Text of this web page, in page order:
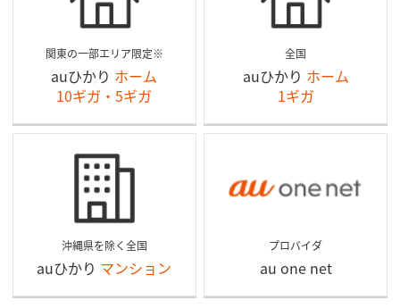
関東の一部エリア限定※
auひかり ホーム
10ギガ・5ギガ
全国
auひかり ホーム
1ギガ
沖縄県を除く全国
auひかり マンション
プロバイダ
au one net